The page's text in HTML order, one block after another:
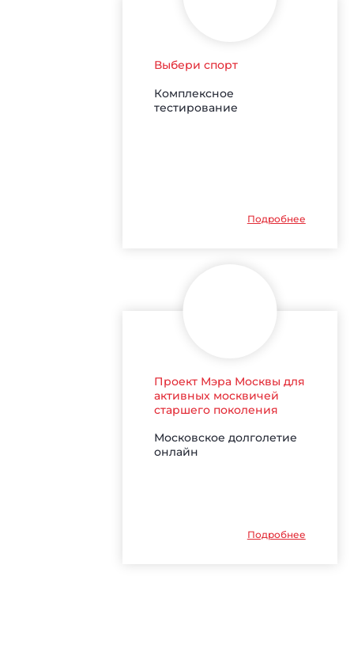
Выбери спорт
Комплексное
тестирование
Подробнее
Проект Мэра Москвы для
активных москвичей
старшего поколения
Московское долголетие
онлайн
Подробнее